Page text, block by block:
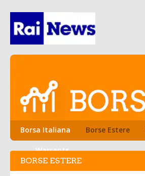
Borsa Italiana Borse Estere
Warrants
BORSE ESTERE